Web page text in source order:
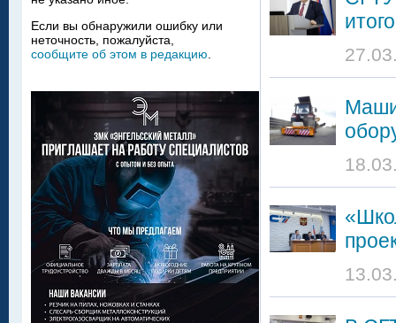
Если вы обнаружили ошибку или
неточность, пожалуйста,
сообщите об этом в редакцию